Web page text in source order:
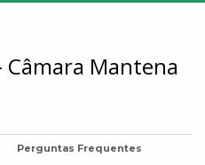
Perguntas Frequentes